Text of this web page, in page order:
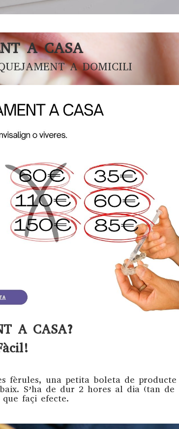
A CASA
A DOMICILI
A CASA?
fèrules, una petita boleta de producte
S’ha de dur 2 hores al dia (tan de
façi efecte.